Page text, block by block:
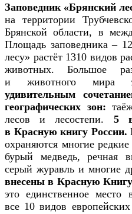
Заповедник «Брянский
на территории
Брянской области, в
Площадь заповедника –
лесу» растёт 1310 видов
животных. Большое
и животного мира
удивительным
географических зон:
лесов и лесостепи. 5
в Красную книгу России.
охраняются многие
бурый медведь, речная
серый журавль и многие
внесены в Красную
это единственное место
все 10 видов